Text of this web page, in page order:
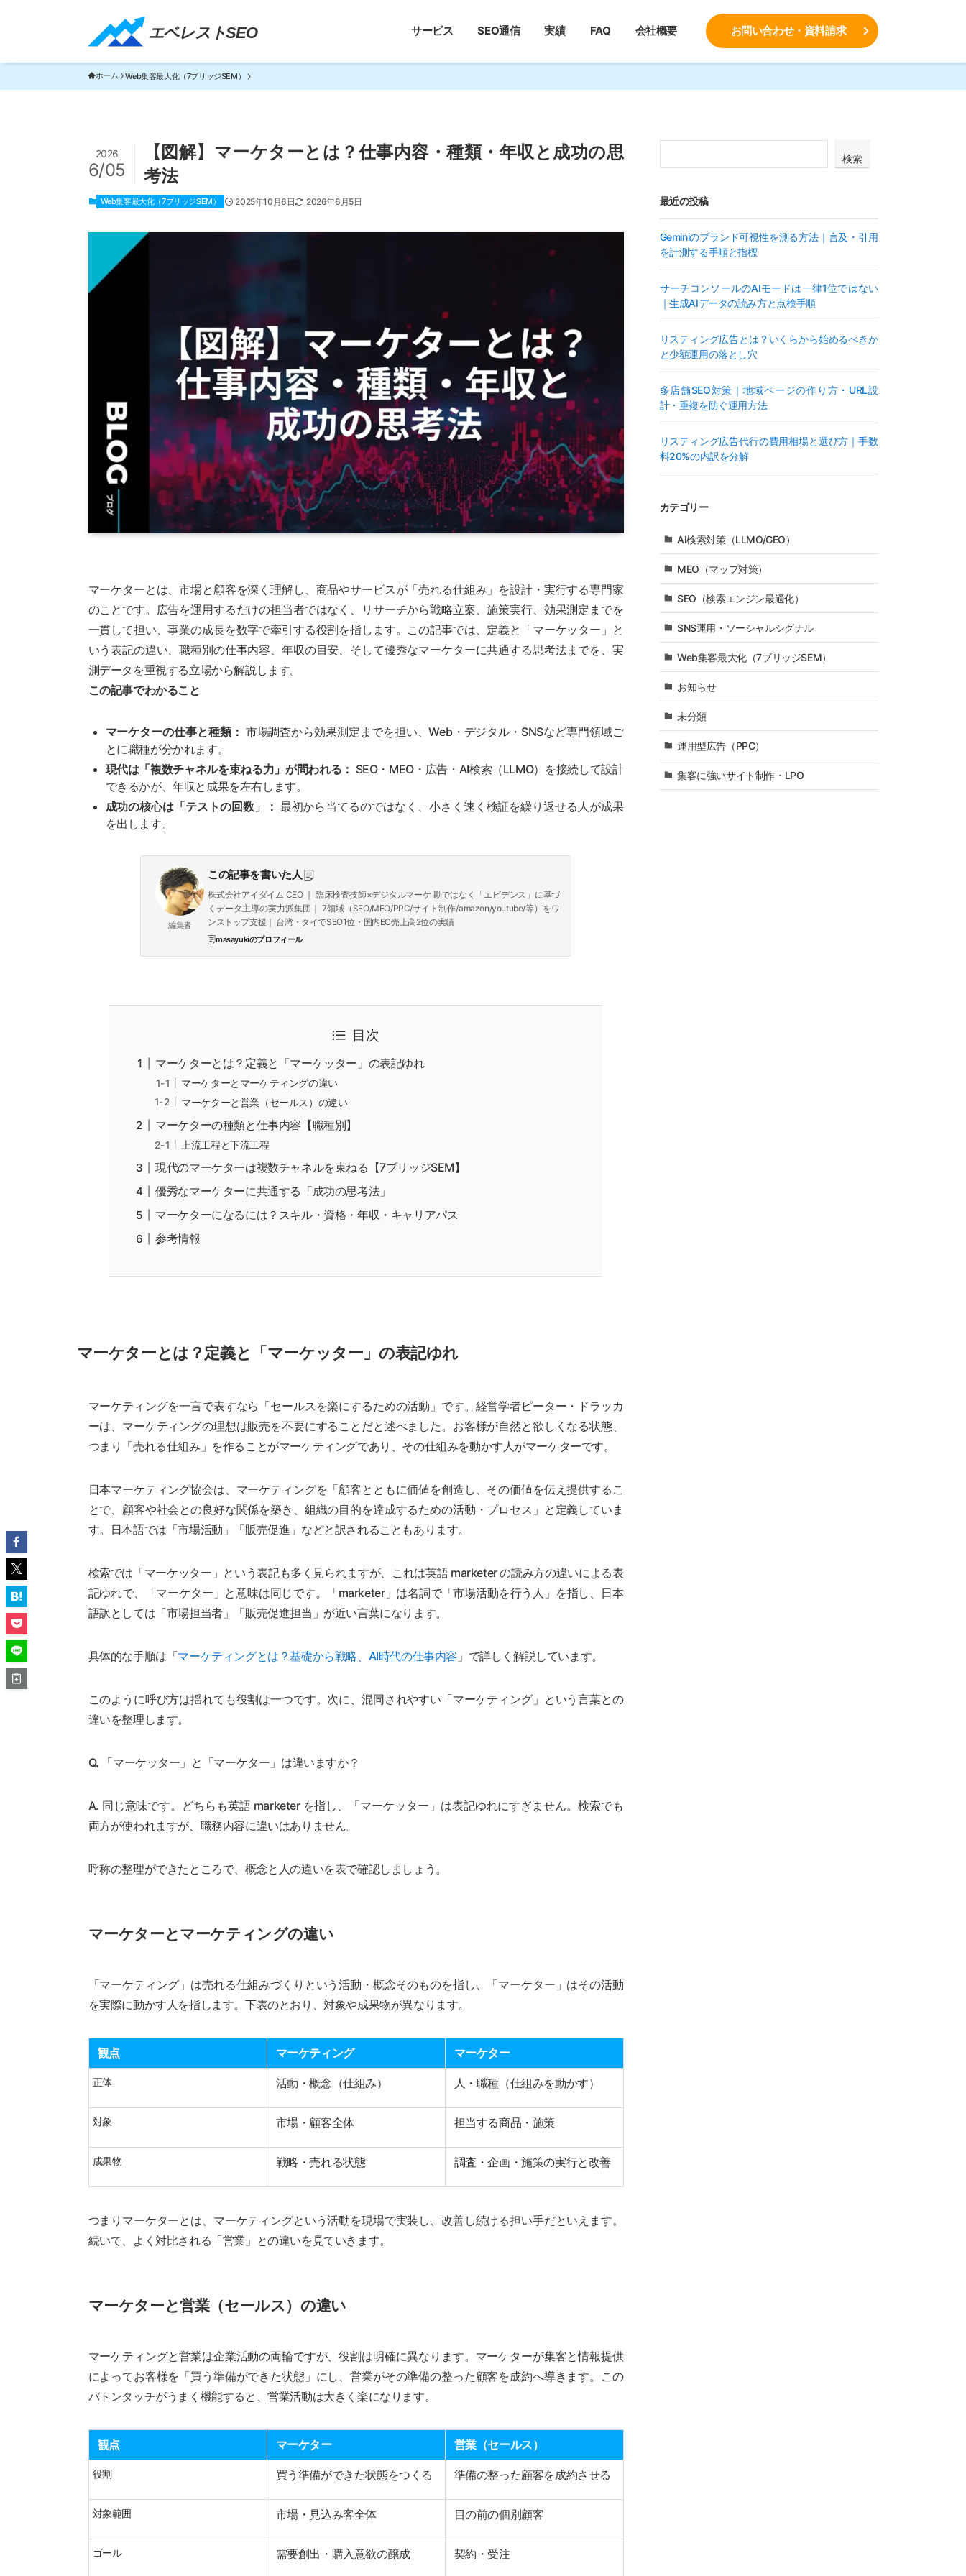
エベレストSEO
エベレストSEO｜TOP サービス SEO通信 実績 FAQ 会社概要 お問い合わせ・資料請求
ホーム Web集客最大化（7ブリッジSEM）
【図解】マーケターとは？仕事内容・種類・年収と成功の思
考法
2026
6/05
Web集客最大化（7ブリッジSEM） 2025年10月6日 2026年6月5日
マーケターとは、市場と顧客を深く理解し、商品やサービスが「売れる仕組み」を設計・実行する専門家
のことです。広告を運用するだけの担当者ではなく、リサーチから戦略立案、施策実行、効果測定までを
一貫して担い、事業の成長を数字で牽引する役割を指します。この記事では、定義と「マーケッター」と
いう表記の違い、職種別の仕事内容、年収の目安、そして優秀なマーケターに共通する思考法までを、実
測データを重視する立場から解説します。
この記事でわかること
マーケターの仕事と種類： 市場調査から効果測定までを担い、Web・デジタル・SNSなど専門領域ご
とに職種が分かれます。
現代は「複数チャネルを束ねる力」が問われる： SEO・MEO・広告・AI検索（LLMO）を接続して設計
できるかが、年収と成果を左右します。
成功の核心は「テストの回数」： 最初から当てるのではなく、小さく速く検証を繰り返せる人が成果
を出します。
編集者
この記事を書いた人
株式会社アイダイム CEO ｜ 臨床検査技師×デジタルマーケ 勘ではなく「エビデンス」に基づ
くデータ主導の実力派集団｜ 7領域（SEO/MEO/PPC/サイト制作/amazon/youtube/等）をワ
ンストップ支援｜ 台湾・タイでSEO1位・国内EC売上高2位の実績
masayukiのプロフィール
目次
マーケターとは？定義と「マーケッター」の表記ゆれ
マーケターとマーケティングの違い
マーケターと営業（セールス）の違い
マーケターの種類と仕事内容【職種別】
上流工程と下流工程
現代のマーケターは複数チャネルを束ねる【7ブリッジSEM】
優秀なマーケターに共通する「成功の思考法」
マーケターになるには？スキル・資格・年収・キャリアパス
参考情報
マーケターとは？定義と「マーケッター」の表記ゆれ
マーケティングを一言で表すなら「セールスを楽にするための活動」です。経営学者ピーター・ドラッカ
ーは、マーケティングの理想は販売を不要にすることだと述べました。お客様が自然と欲しくなる状態、
つまり「売れる仕組み」を作ることがマーケティングであり、その仕組みを動かす人がマーケターです。
日本マーケティング協会は、マーケティングを「顧客とともに価値を創造し、その価値を伝え提供するこ
とで、顧客や社会との良好な関係を築き、組織の目的を達成するための活動・プロセス」と定義していま
す。日本語では「市場活動」「販売促進」などと訳されることもあります。
検索では「マーケッター」という表記も多く見られますが、これは英語 marketer の読み方の違いによる表
記ゆれで、「マーケター」と意味は同じです。「marketer」は名詞で「市場活動を行う人」を指し、日本
語訳としては「市場担当者」「販売促進担当」が近い言葉になります。
具体的な手順は「マーケティングとは？基礎から戦略、AI時代の仕事内容 」で詳しく解説しています。
このように呼び方は揺れても役割は一つです。次に、混同されやすい「マーケティング」という言葉との
違いを整理します。
Q. 「マーケッター」と「マーケター」は違いますか？
A. 同じ意味です。どちらも英語 marketer を指し、「マーケッター」は表記ゆれにすぎません。検索でも
両方が使われますが、職務内容に違いはありません。
呼称の整理ができたところで、概念と人の違いを表で確認しましょう。
マーケターとマーケティングの違い
「マーケティング」は売れる仕組みづくりという活動・概念そのものを指し、「マーケター」はその活動
を実際に動かす人を指します。下表のとおり、対象や成果物が異なります。
観点 マーケティング マーケター
正体 活動・概念（仕組み） 人・職種（仕組みを動かす）
対象 市場・顧客全体 担当する商品・施策
成果物 戦略・売れる状態 調査・企画・施策の実行と改善
つまりマーケターとは、マーケティングという活動を現場で実装し、改善し続ける担い手だといえます。
続いて、よく対比される「営業」との違いを見ていきます。
マーケターと営業（セールス）の違い
マーケティングと営業は企業活動の両輪ですが、役割は明確に異なります。マーケターが集客と情報提供
によってお客様を「買う準備ができた状態」にし、営業がその準備の整った顧客を成約へ導きます。この
バトンタッチがうまく機能すると、営業活動は大きく楽になります。
観点 マーケター 営業（セールス）
役割 買う準備ができた状態をつくる 準備の整った顧客を成約させる
対象範囲 市場・見込み客全体 目の前の個別顧客
ゴール 需要創出・購入意欲の醸成 契約・受注
検索
最近の投稿
Geminiのブランド可視性を測る方法｜言及・引用
を計測する手順と指標
サーチコンソールのAIモードは一律1位ではない
｜生成AIデータの読み方と点検手順
リスティング広告とは？いくらから始めるべきか
と少額運用の落とし穴
多店舗SEO対策｜地域ページの作り方・URL設
計・重複を防ぐ運用方法
リスティング広告代行の費用相場と選び方｜手数
料20%の内訳を分解
カテゴリー
AI検索対策（LLMO/GEO）
MEO（マップ対策）
SEO（検索エンジン最適化）
SNS運用・ソーシャルシグナル
Web集客最大化（7ブリッジSEM）
お知らせ
未分類
運用型広告（PPC）
集客に強いサイト制作・LPO